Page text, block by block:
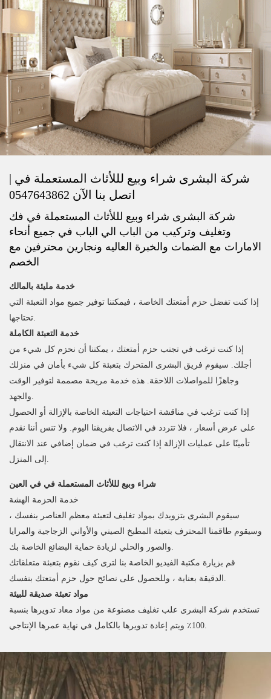
شركة البشرى شراء وبيع لللأثاث المستعملة في |
اتصل بنا الآن 0547643862
شركة البشرى شراء وبيع لللأثاث المستعملة في فك
وتغليف وتركيب من الباب الي الباب في جميع أنحاء
الامارات مع الضمات والخبرة العاليه ونجارين محترفين مع
الخصم
خدمة مليئة بالمالك
إذا كنت تفضل حزم أمتعتك الخاصة ، فيمكننا توفير جميع مواد التعبئة التي
خدمة التعبئة الكاملة
إذا كنت ترغب في تجنب حزم أمتعتك ، يمكننا أن نحزم كل شيء من
أجلك. سيقوم فريق البشرى المتحرك بتعبئة كل شيء بأمان في منزلك
وجاهزًا للمواصلات اللاحقة. هذه خدمة مريحة مصممة لتوفير الوقت
إذا كنت ترغب في مناقشة احتياجات التعبئة الخاصة بالإزالة أو الحصول
على عرض أسعار ، فلا تتردد في الاتصال بفريقنا اليوم. ولا تنس أننا نقدم
تأمينًا على عمليات الإزالة إذا كنت ترغب في ضمان إضافي عند الانتقال
شراء وبيع لللأثاث المستعملة في في العين
خدمة الحزمة الهشة
سيقوم البشرى بتزويدك بمواد تغليف لتعبئة معظم العناصر بنفسك ،
وسيقوم طاقمنا المحترف بتعبئة المطبخ الصيني والأواني الزجاجية والمرايا
قم بزيارة مكتبة الفيديو الخاصة بنا لترى كيف نقوم بتعبئة متعلقاتك
مواد تعبئة صديقة للبيئة
تستخدم شركة البشرى علب تغليف مصنوعة من مواد معاد تدويرها بنسبة